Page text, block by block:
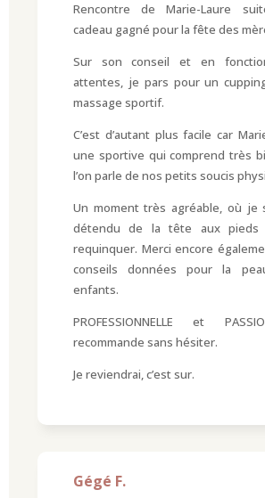
Rencontre de Marie-Laure
cadeau gagné pour la fête des
Sur son conseil et en
attentes, je pars pour un
massage sportif.
C’est d’autant plus facile car
une sportive qui comprend très
l’on parle de nos petits soucis
Un moment très agréable, où je
détendu de la tête aux pieds
requinquer. Merci encore
conseils données pour la
enfants.
PROFESSIONNELLE et
recommande sans hésiter.
Je reviendrai, c’est sur.
Gégé F.